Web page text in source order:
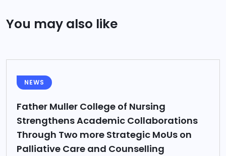
You may also like
NEWS
Father Muller College of Nursing
Strengthens Academic Collaborations
Through Two more Strategic MoUs on
Palliative Care and Counselling